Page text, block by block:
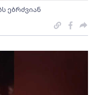
ებრძვიან